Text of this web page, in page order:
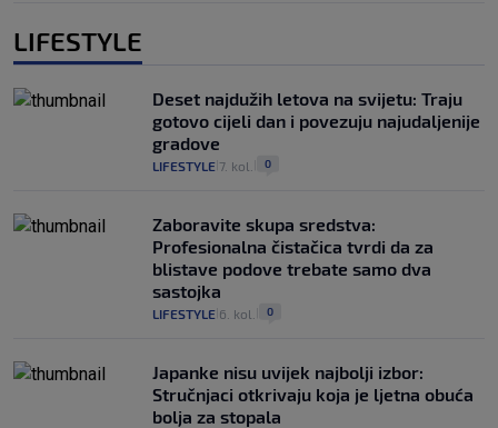
LIFESTYLE
Deset najdužih letova na svijetu: Traju
gotovo cijeli dan i povezuju najudaljenije
gradove
LIFESTYLE 7. kol. 0
Zaboravite skupa sredstva:
Profesionalna čistačica tvrdi da za
blistave podove trebate samo dva
sastojka
LIFESTYLE 6. kol. 0
Japanke nisu uvijek najbolji izbor:
Stručnjaci otkrivaju koja je ljetna obuća
bolja za stopala